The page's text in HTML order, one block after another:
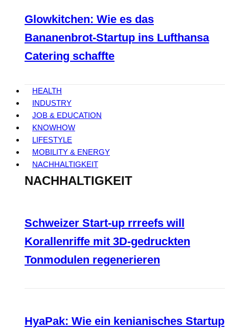
Glowkitchen: Wie es das
Bananenbrot-Startup ins Lufthansa
Catering schaffte
HEALTH
INDUSTRY
JOB & EDUCATION
KNOWHOW
LIFESTYLE
MOBILITY & ENERGY
NACHHALTIGKEIT
NACHHALTIGKEIT
Schweizer Start-up rrreefs will
Korallenriffe mit 3D-gedruckten
Tonmodulen regenerieren
HyaPak: Wie ein kenianisches Startup